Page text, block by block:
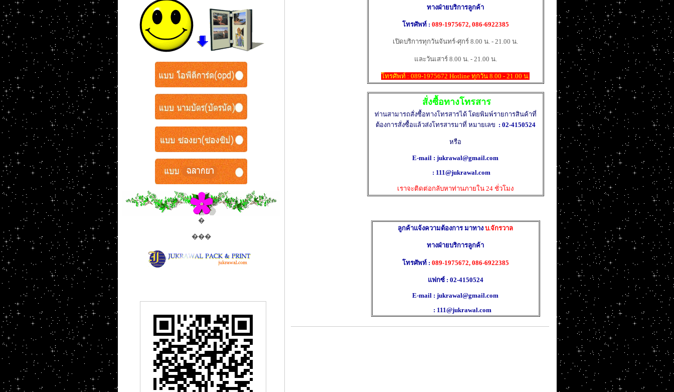
�
���
ทางฝ่ายบริการลูกค้า
โทรศัพท์ : 089-1975672, 086-6922385
เปิดบริการทุกวันจันทร์-ศุกร์ 8.00 น. - 21.00 น.
และวันเสาร์ 8.00 น. - 21.00 น.
โทรศัพท์ : 089-1975672 Hotline ทุกวัน 8.00 - 21.00 น.
สั่งซื้อทางโทรสาร
ท่านสามารถสั่งซื้อทางโทรสารได้ โดยพิมพ์รายการสินค้าที่
ต้องการสั่งซื้อแล้วส่งโทรสารมาที่ หมายเลข : 02-4150524
หรือ
E-mail : jukrawal@gmail.com
: 111@jukrawal.com
เราจะติดต่อกลับหาท่านภายใน 24 ชั่วโมง
ลูกค้าแจ้งความต้องการ มาทาง บ.จักรวาล
ทางฝ่ายบริการลูกค้า
โทรศัพท์ : 089-1975672, 086-6922385
แฟกซ์ : 02-4150524
E-mail : jukrawal@gmail.com
: 111@jukrawal.com